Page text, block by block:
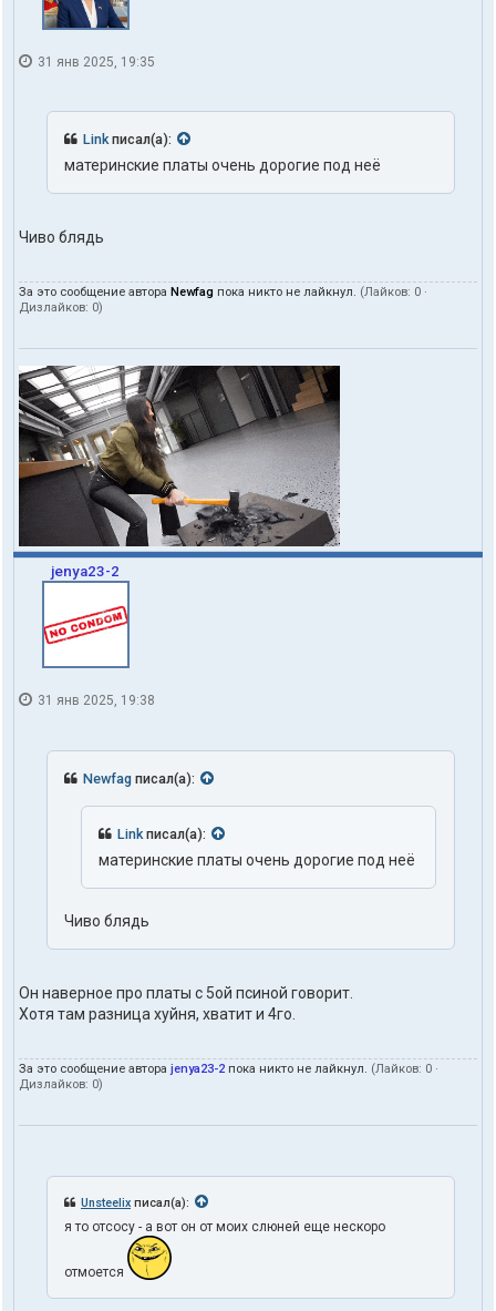
31 янв 2025, 19:35
Linkписал(а):
материнские платы очень дорогие под неё
Чиво блядь
За это сообщение автора Newfag пока никто не лайкнул. (Лайков: 0 ·
Дизлайков: 0)
jenya23-2
31 янв 2025, 19:38
Newfag писал(а):
Link писал(а):
материнские платы очень дорогие под неё
Чиво блядь
Он наверное про платы с 5ой псиной говорит.
Хотя там разница хуйня, хватит и 4го.
За это сообщение автора jenya23-2 пока никто не лайкнул. (Лайков: 0 ·
Дизлайков: 0)
Unsteelix писал(а):
я то отсосу - а вот он от моих слюней еще нескоро
отмоется